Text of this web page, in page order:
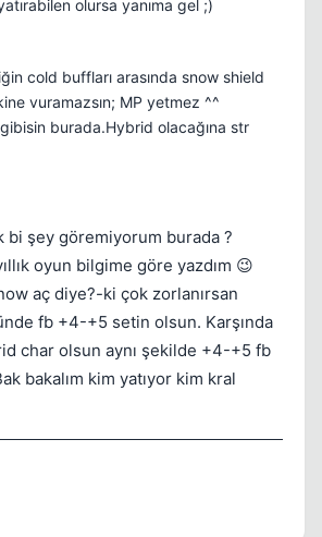
olursa yanıma gel ;)
cold buffları arasında snow shield
vuramazsın; MP yetmez ^^
burada.Hybrid olacağına str
bi şey göremiyorum burada ?
oyun bilgime göre yazdım 😉
aç diye?-ki çok zorlanırsan
fb +4-+5 setin olsun. Karşında
char olsun aynı şekilde +4-+5 fb
bakalım kim yatıyor kim kral